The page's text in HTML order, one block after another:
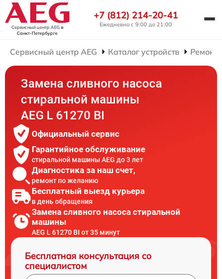
Сервисный центр AEG в
Санкт-Петербурге
+7 (812) 214-20-41
Ежедневно с 9:00 до 21:00
Сервисный центр AEG Каталог устройств Ремонт
Замена сливного насоса
стиральной машины
AEG L 61270 BI
Официальный сервис
Гарантийное обслуживание
стиральной машины AEG до 3 лет
Диагностика за наш счет,
ремонт по желанию
Бесплатный выезд курьера
в день обращения
Замена сливного насоса стиральной
машины
AEG L 61270 BI от 35 минут
Бесплатная консультация со
специалистом